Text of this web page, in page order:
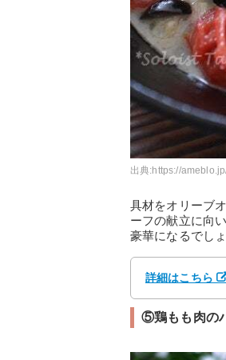
出典:https://
具材をオリーブ
ーフの献立に向
豪華になるでし
詳細はこちら
⑤鶏もも肉の